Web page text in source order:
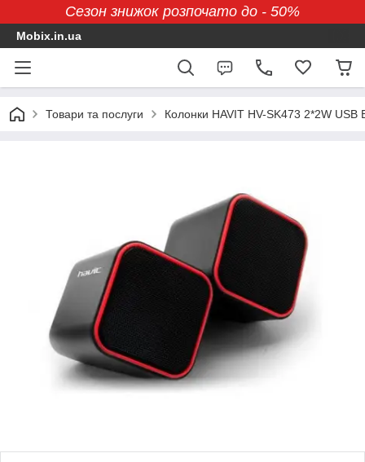
Сезон знижок розпочато до - 50%
Mobix.in.ua
Товари та послуги Колонки HAVIT HV-SK473 2*2W USB